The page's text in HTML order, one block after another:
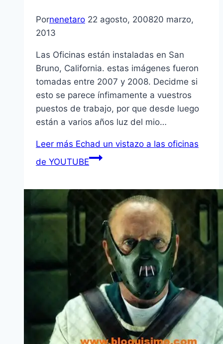
Pornenetaro 22 agosto, 200820 marzo,
2013
Las Oficinas están instaladas en San
Bruno, California. estas imágenes fueron
tomadas entre 2007 y 2008. Decidme si
esto se parece í­nfimamente a vuestros
puestos de trabajo, por que desde luego
están a varios años luz del mio…
Leer más Echad un vistazo a las oficinas
de YOUTUBE